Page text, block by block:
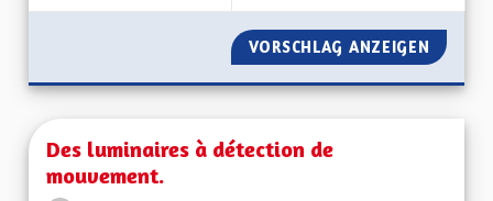
VORSCHLAG ANZEIGEN VERS
Des luminaires à détection de
mouvement.